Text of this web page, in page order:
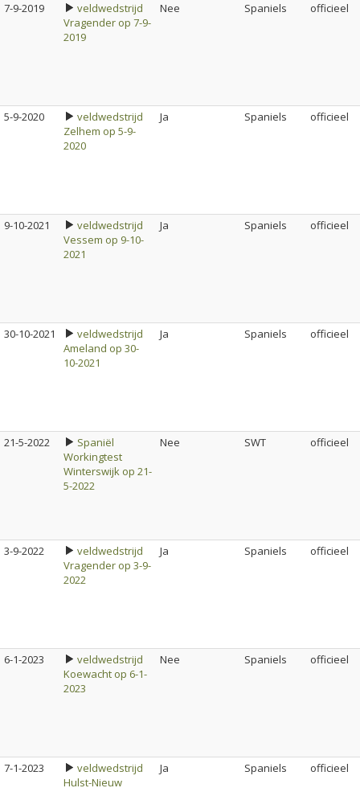
7-9-2019
veldwedstrijd
Vragender op 7-9-
2019
Nee Spaniels officieel
5-9-2020
veldwedstrijd
Zelhem op 5-9-
2020
Ja Spaniels officieel
9-10-2021
veldwedstrijd
Vessem op 9-10-
2021
Ja Spaniels officieel
30-10-2021
veldwedstrijd
Ameland op 30-
10-2021
Ja Spaniels officieel
21-5-2022
Spaniël
Workingtest
Winterswijk op 21-
5-2022
Nee SWT officieel
3-9-2022
veldwedstrijd
Vragender op 3-9-
2022
Ja Spaniels officieel
6-1-2023
veldwedstrijd
Koewacht op 6-1-
2023
Nee Spaniels officieel
7-1-2023
veldwedstrijd
Hulst-Nieuw
Ja Spaniels officieel